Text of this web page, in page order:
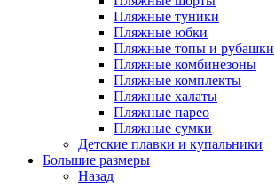
Пляжные туники
Пляжные юбки
Пляжные топы и рубашки
Пляжные комбинезоны
Пляжные комплекты
Пляжные халаты
Пляжные парео
Пляжные сумки
Детские плавки и купальники
Большие размеры
Назад